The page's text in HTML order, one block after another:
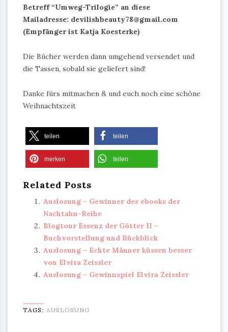
Betreff “Umweg-Trilogie” an diese
Mailadresse: devilishbeauty78@gmail.com
(Empfänger ist Katja Koesterke)
Die Bücher werden dann umgehend versendet und
die Tassen, sobald sie geliefert sind!
Danke fürs mitmachen & und euch noch eine schöne
Weihnachtszeit
teilen teilen
merken teilen
Related Posts
Auslosung – Gewinner des ebooks der
Nachtahn-Reihe
Blogtour Essenz der Götter II –
Buchvorstellung und Rückblick
Auslosung – Echte Männer küssen besser
von Elvira Zeissler
Auslosung – Gewinnspiel Elvira Zeissler
TAGS: AUSLOSUNG